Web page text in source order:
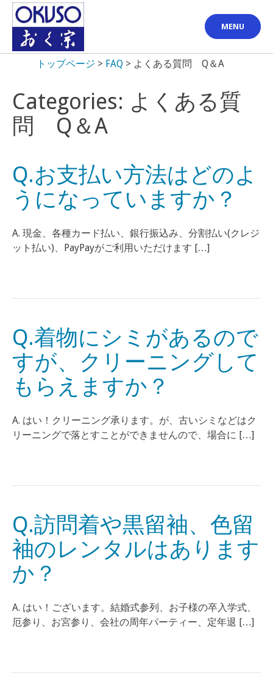
Skip
content
MENU
トップページ > FAQ > よくある質問 Q＆A
Categories: よくある質
問 Q＆A
Q.お支払い方法はどのよ
うになっていますか？
A. 現金、各種カード払い、銀行振込み、分割払い(クレジ
ット払い)、PayPayがご利用いただけます […]
Q.着物にシミがあるので
すが、クリーニングして
もらえますか？
A. はい！クリーニング承ります。が、古いシミなどはク
リーニングで落とすことができませんので、場合に […]
Q.訪問着や黒留袖、色留
袖のレンタルはあります
か？
A. はい！ございます。結婚式参列、お子様の卒入学式、
厄参り、お宮参り、会社の周年パーティー、定年退 […]